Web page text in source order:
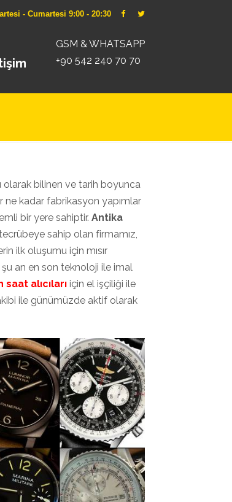
- Cumartesi 9:00 - 20:30
GSM & WHATSAPP
+90 542 240 70 70
bilinen ve tarih boyunca
ne kadar fabrikasyon yapımlar
bir yere sahiptir. Antika
sahip olan firmamız,
ilk oluşumu için mısır
an en son teknoloji ile imal
saat alıcıları için el işçiliği ile
ile günümüzde aktif olarak